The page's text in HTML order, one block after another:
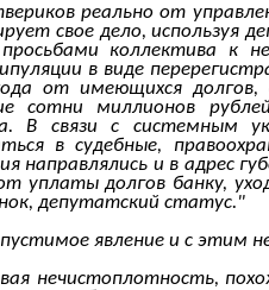
реально от
свое дело, используя
коллектива к
в виде
от имеющихся
сотни миллионов
В связи с системным
в судебные,
и в адрес
уплаты долгов банку,
депутатский статус."
явление и с этим
нечистоплотность,